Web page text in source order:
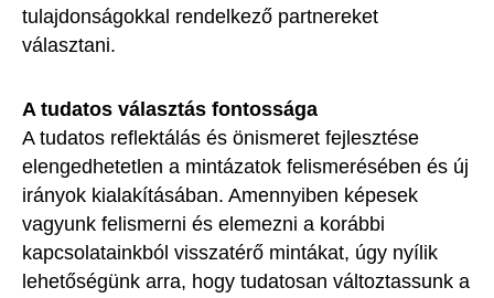
tulajdonságokkal rendelkező partnereket
választani.
A tudatos választás fontossága
A tudatos reflektálás és önismeret fejlesztése
elengedhetetlen a mintázatok felismerésében és új
irányok kialakításában. Amennyiben képesek
vagyunk felismerni és elemezni a korábbi
kapcsolatainkból visszatérő mintákat, úgy nyílik
lehetőségünk arra, hogy tudatosan változtassunk a